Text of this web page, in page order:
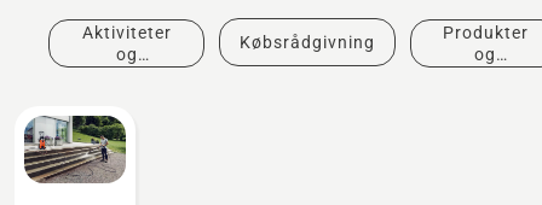
Aktiviteter
og
Købsrådgivning
Produkter
og